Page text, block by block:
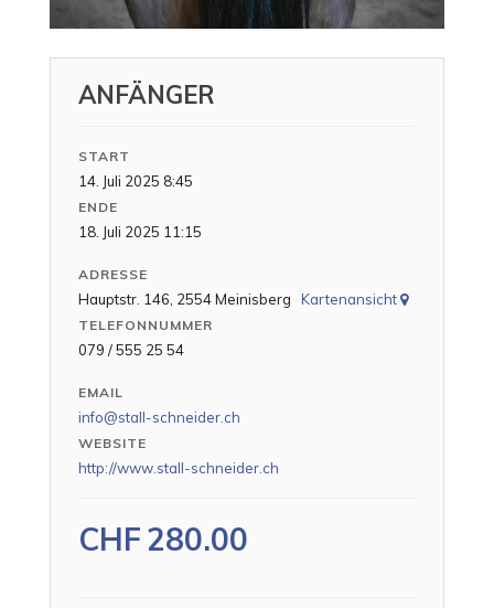
ANFÄNGER
START
14. Juli 2025 8:45
ENDE
18. Juli 2025 11:15
ADRESSE
Hauptstr. 146, 2554 Meinisberg Kartenansicht
TELEFONNUMMER
079 / 555 25 54
EMAIL
info@stall-schneider.ch
WEBSITE
http://www.stall-schneider.ch
CHF 280.00